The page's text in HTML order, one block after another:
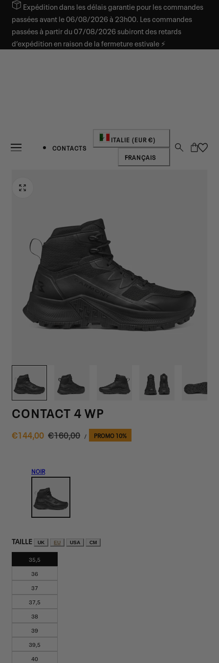
AU CONTENUExpédition dans les délais garantie pour les commandes
passées avant le 06/08/2026 à 23h00. Les commandes
passées à partir du 07/08/2026 subiront des retards
d’expédition en raison de la fermeture estivale ⚡
CONTACTS
Pays/régionITALIE (EUR €)
Langue
FRANÇAIS
Panier
CONTACT 4 WP
Prix
€144,00 Prix
€160,00
PRIX
/PARPROMO 10%
NOIR
TAILLE UK EU USA CM
35,5
36
37
37,5
38
39
39,5
40